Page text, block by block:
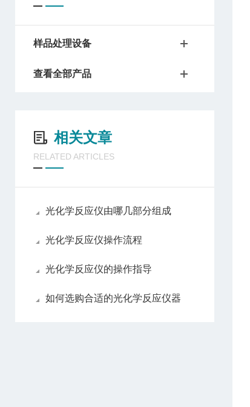
样品处理设备
查看全部产品
相关文章
RELATED ARTICLES
光化学反应仪由哪几部分组成
光化学反应仪操作流程
光化学反应仪的操作指导
如何选购合适的光化学反应仪器